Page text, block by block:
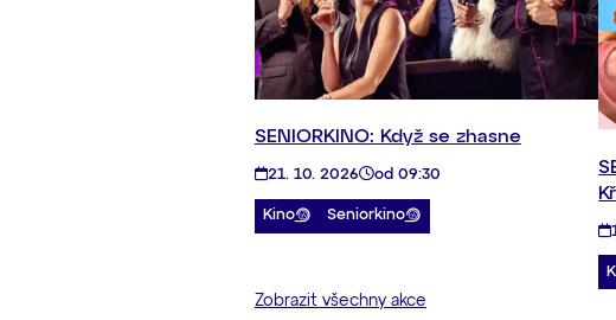
SENIORKINO: Když se zhasne
21. 10. 2026 od 09:30
Kino Seniorkino
Zobrazit všechny akce